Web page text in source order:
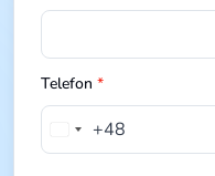
Telefon *
Poland
+48
+48